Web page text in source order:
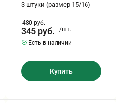
3 штуки (размер 15/16)
480руб.
345 руб.
/шт.
Есть в наличии
Купить